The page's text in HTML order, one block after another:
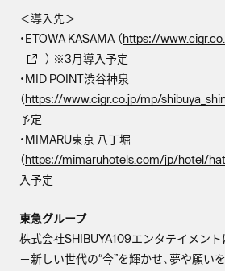
＜導入先＞
・ETOWA KASAMA （https://
） ※3月導入予定
・MID POINT渋谷神泉
（https://www.cigr.co.jp/mp/
予定
・MIMARU東京 八丁堀
（https://mimaruhotels.com/jp/hotel/
入予定
東急グループ
株式会社SHIBUYA109エンタテイメント
－新しい世代の“今”を輝かせ、夢や願い